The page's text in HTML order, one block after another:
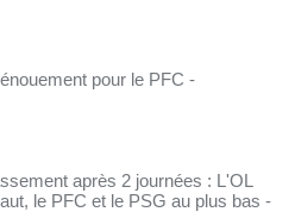
pour le PFC -
après 2 journées : L'OL
le PFC et le PSG au plus bas -